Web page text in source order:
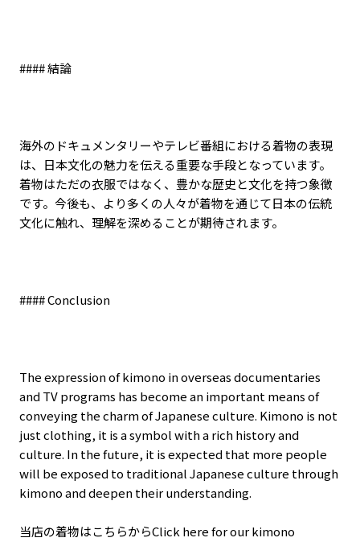
####結論
海外のドキュメンタリーやテレビ番組における着物の表現
は、日本文化の魅力を伝える重要な手段となっています。
着物はただの衣服ではなく、豊かな歴史と文化を持つ象徴
です。今後も、より多くの人々が着物を通じて日本の伝統
文化に触れ、理解を深めることが期待されます。
#### Conclusion
The expression of kimono in overseas documentaries
and TV programs has become an important means of
conveying the charm of Japanese culture. Kimono is not
just clothing, it is a symbol with a rich history and
culture. In the future, it is expected that more people
will be exposed to traditional Japanese culture through
kimono and deepen their understanding.
当店の着物はこちらからClick here for our kimono